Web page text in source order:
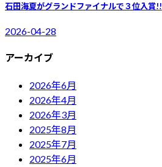
石田海夏がグランドファイナルで３位入賞!!
2026-04-28
アーカイブ
2026年6月
2026年4月
2026年3月
2025年8月
2025年7月
2025年6月